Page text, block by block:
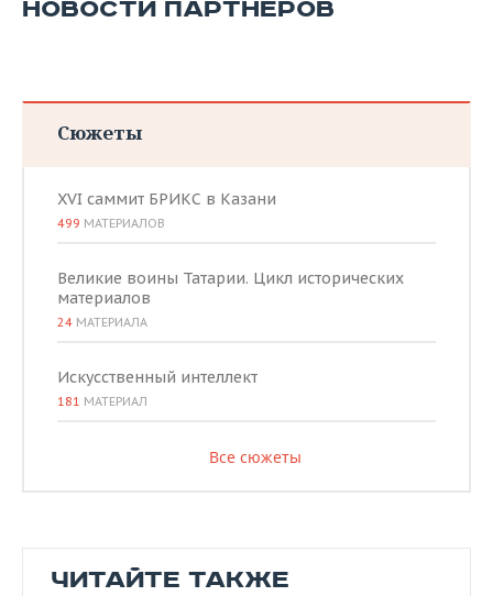
НОВОСТИ ПАРТНЕРОВ
Сюжеты
XVI саммит БРИКС в Казани
499 МАТЕРИАЛОВ
Великие воины Татарии. Цикл исторических
материалов
24 МАТЕРИАЛА
Искусственный интеллект
181 МАТЕРИАЛ
Все сюжеты
ЧИТАЙТЕ ТАКЖЕ